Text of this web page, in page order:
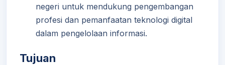
negeri untuk mendukung pengembangan
profesi dan pemanfaatan teknologi digital
dalam pengelolaan informasi.
Tujuan